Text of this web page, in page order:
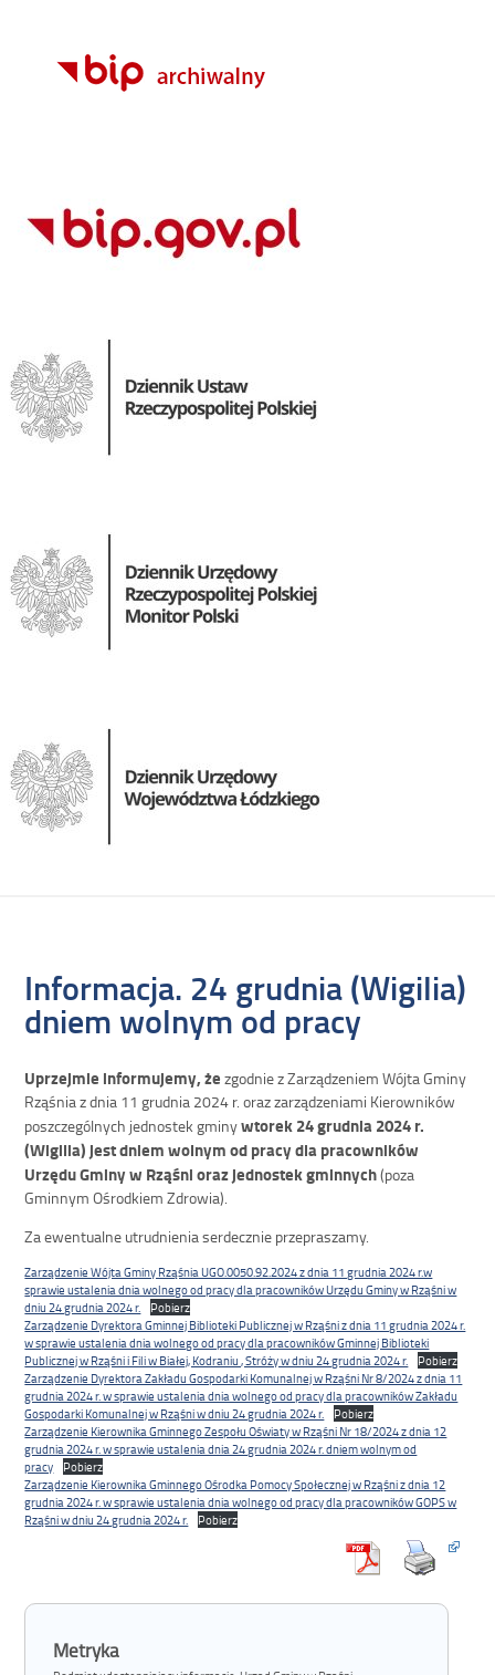
Informacja. 24 grudnia (Wigilia)
dniem wolnym od pracy
Uprzejmie informujemy, że zgodnie z Zarządzeniem Wójta Gminy
Rząśnia z dnia 11 grudnia 2024 r. oraz zarządzeniami Kierowników
poszczególnych jednostek gminywtorek 24 grudnia 2024 r.
(Wigilia) jest dniem wolnym od pracy dla pracowników
Urzędu Gminy w Rząśni oraz jednostek gminnych(poza
Gminnym Ośrodkiem Zdrowia).
Za ewentualne utrudnienia serdecznie przepraszamy.
Zarządzenie Wójta Gminy Rząśnia UGO.0050.92.2024 z dnia 11 grudnia 2024 r.w
sprawie ustalenia dnia wolnego od pracy dla pracowników Urzędu Gminy w Rząśni w
dniu 24 grudnia 2024 r.
Pobierz
Zarządzenie Dyrektora Gminnej Biblioteki Publicznej w Rząśni z dnia 11 grudnia 2024 r.
w sprawie ustalenia dnia wolnego od pracy dla pracowników Gminnej Biblioteki
Publicznej w Rząśni i Fili w Białej, Kodraniu , Stróży w dniu 24 grudnia 2024 r.
Pobierz
Zarządzenie Dyrektora Zakładu Gospodarki Komunalnej w Rząśni Nr 8/2024 z dnia 11
grudnia 2024 r. w sprawie ustalenia dnia wolnego od pracy dla pracowników Zakładu
Gospodarki Komunalnej w Rząśni w dniu 24 grudnia 2024 r.
Pobierz
Zarządzenie Kierownika Gminnego Zespołu Oświaty w Rząśni Nr 18/2024 z dnia 12
grudnia 2024 r. w sprawie ustalenia dnia 24 grudnia 2024 r. dniem wolnym od
pracy
Pobierz
Zarządzenie Kierownika Gminnego Ośrodka Pomocy Społecznej w Rząśni z dnia 12
grudnia 2024 r. w sprawie ustalenia dnia wolnego od pracy dla pracowników GOPS w
Rząśni w dniu 24 grudnia 2024 r.
Pobierz
Metryka